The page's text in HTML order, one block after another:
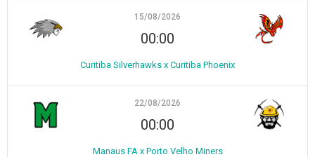
15/08/2026
00:00
Curitiba Silverhawks x Curitiba Phoenix
22/08/2026
00:00
Manaus FA x Porto Velho Miners